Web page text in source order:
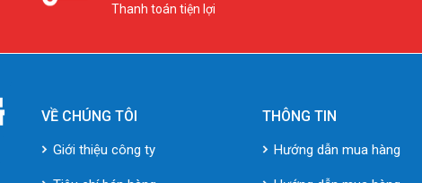
Thanh toán tiện lợi
VỀ CHÚNG TÔI
Giới thiệu công ty
THÔNG TIN
Hướng dẫn mua hàng